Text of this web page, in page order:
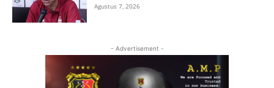
Agustus 7, 2026
- Advertisement -